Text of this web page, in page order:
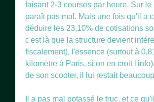
faisant 2-3 courses par heure. Sur le
paraît pas mal. Mais une fois qu'il a
déduire les 23,10% de cotisations
c'est là que la structure devient
fiscalement), l'essence (surtout à
kilomètre à Paris, si on en croit
de son scooter, il lui restait
Il a pas mal potassé le truc, et ce